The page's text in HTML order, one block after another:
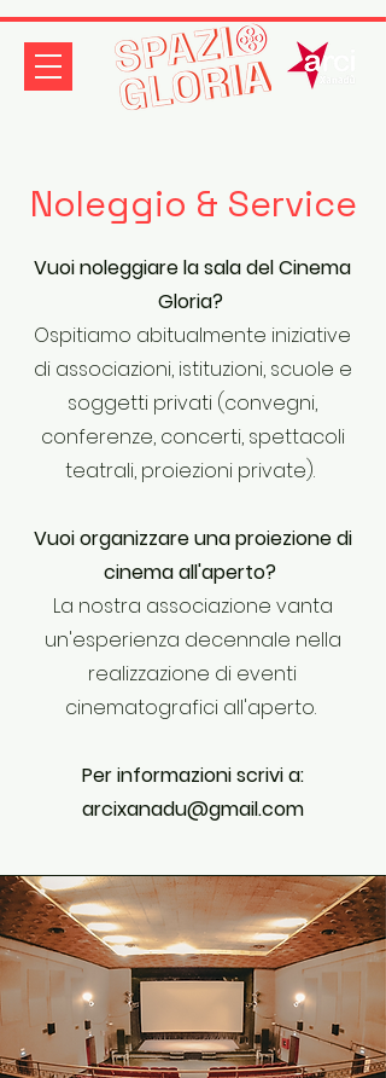
Noleggio & Service
Vuoi noleggiare la sala del Cinema
Gloria?
Ospitiamo abitualmente iniziative
di associazioni, istituzioni, scuole e
soggetti privati (convegni,
conferenze, concerti, spettacoli
teatrali, proiezioni private).
Vuoi organizzare una proiezione di
cinema all'aperto?
La nostra associazione vanta
un'esperienza decennale nella
realizzazione di eventi
cinematografici all'aperto.
Per informazioni scrivi a:
arcixanadu@gmail.com